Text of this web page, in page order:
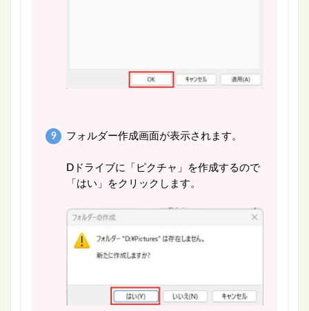
フォルダー作成画面が表示されます。
Dドライブに「ピクチャ」を作成するので
「はい」をクリックします。